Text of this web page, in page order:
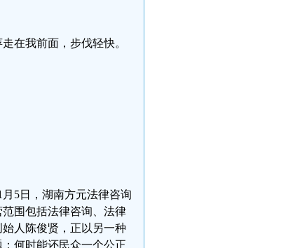
在我前面，步伐轻快。
5日，湖南方元法律咨询
围包括法律咨询、法律
人陈俊贤，正以另一种
何时能还民众一个公正